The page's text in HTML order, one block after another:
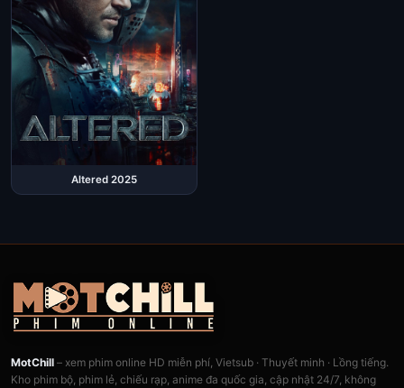
Altered 2025
MotChill – xem phim online HD miễn phí, Vietsub · Thuyết minh · Lồng tiếng.
Kho phim bộ, phim lẻ, chiếu rạp, anime đa quốc gia, cập nhật 24/7, không